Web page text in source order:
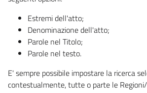
Estremi dell'atto;
Denominazione dell'atto;
Parole nel Titolo;
Parole nel testo.
E' sempre possibile impostare la ricerca
contestualmente, tutte o parte le